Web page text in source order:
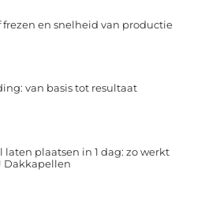
frezen en snelheid van productie
van basis tot resultaat
laten plaatsen in 1 dag: zo werkt
Dakkapellen